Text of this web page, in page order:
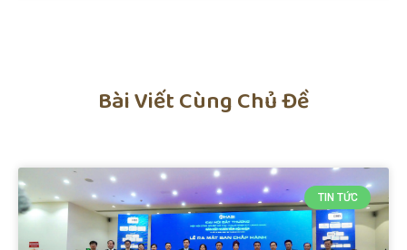
Bài Viết Cùng Chủ Đề
TIN TỨC